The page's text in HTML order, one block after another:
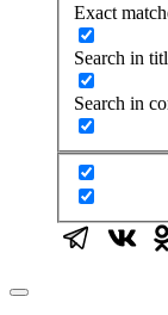
Exact
Search in
Search in